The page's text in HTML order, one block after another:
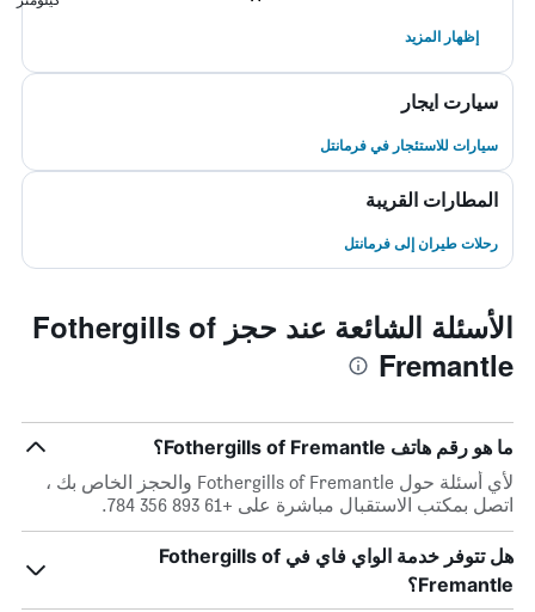
إظهار المزيد
سيارت ايجار
سيارات للاستئجار في فرمانتل
المطارات القريبة
رحلات طيران إلى فرمانتل
الأسئلة الشائعة عند حجز Fothergills of
Fremantle
ما هو رقم هاتف Fothergills of Fremantle؟
لأي أسئلة حول Fothergills of Fremantle والحجز الخاص بك ،
اتصل بمكتب الاستقبال مباشرة على +61 893 356 784.
هل تتوفر خدمة الواي فاي في Fothergills of
Fremantle؟